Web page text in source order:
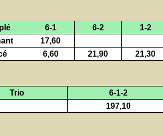
6-1 6-2
1-2
17,60
6,60 21,90 21,30
Trio
6-1-2
197,10